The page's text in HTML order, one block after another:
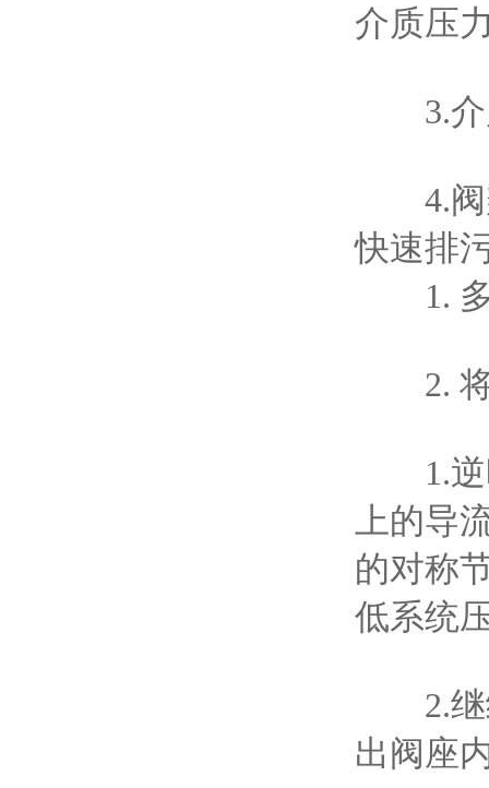
介质压
3.介
4.阀瓣
快速排
1. 多
2. 将
1.逆时
上的导
的对称
低系统
2.继续
出阀座